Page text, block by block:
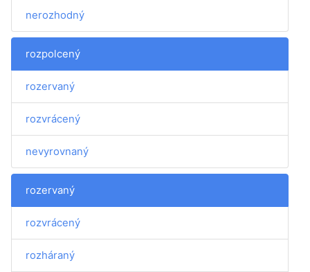
nerozhodný
rozpolcený
rozervaný
rozvrácený
nevyrovnaný
rozervaný
rozvrácený
rozháraný